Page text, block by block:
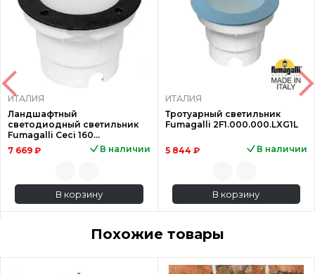
ИТАЛИЯ
Ландшафтный
светодиодный светильник
Fumagalli Ceci 160
3F1.000.000.AXD1L
7 669 ₽ В наличии
В корзину
ИТАЛИЯ
Тротуарный светильник
Fumagalli 2F1.000.000.LXG1L
5 844 ₽ В наличии
В корзину
Похожие товары